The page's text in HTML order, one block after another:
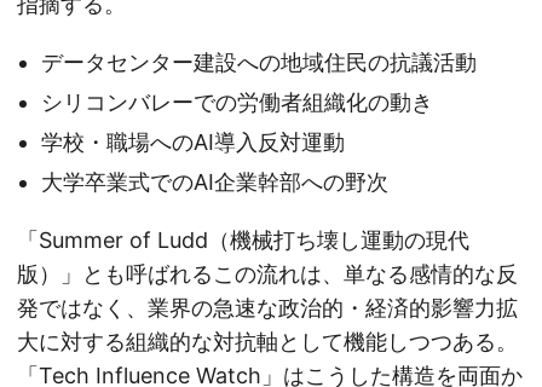
データセンター建設への地域住民の抗議活動
シリコンバレーでの労働者組織化の動き
学校・職場へのAI導入反対運動
大学卒業式でのAI企業幹部への野次
「Summer of Ludd（機械打ち壊し運動の現代
版）」とも呼ばれるこの流れは、単なる感情的な反
発ではなく、業界の急速な政治的・経済的影響力拡
大に対する組織的な対抗軸として機能しつつある。
「Tech Influence Watch」はこうした構造を両面か